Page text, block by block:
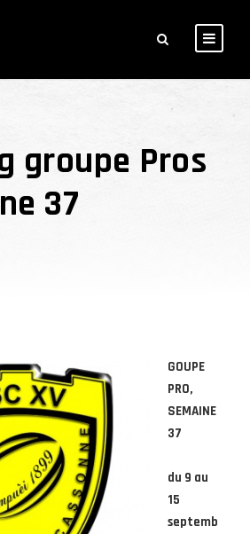
groupe Pros
37
GOUPE
PRO,
SEMAINE
37
du 9 au
15
septemb